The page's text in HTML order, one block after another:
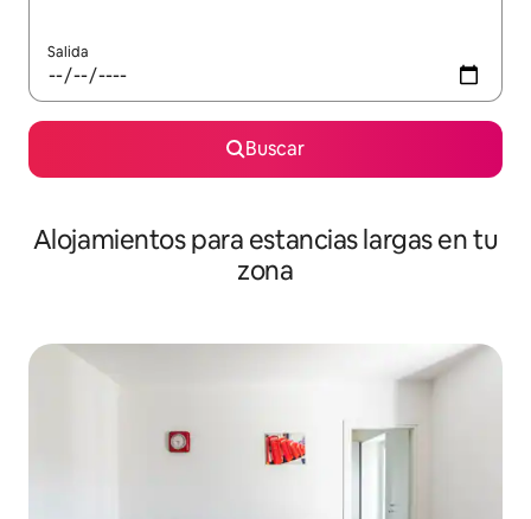
Salida
Buscar
Alojamientos para estancias largas en tu
zona